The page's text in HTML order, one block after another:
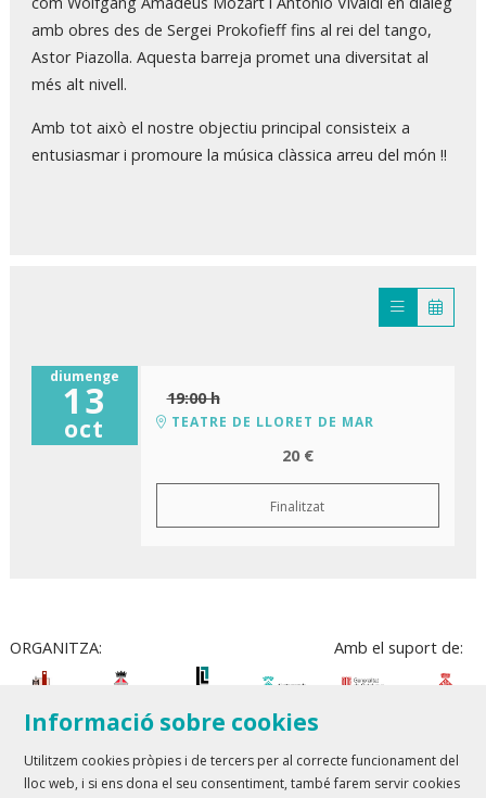
amb obres des de Sergei Prokofieff fins al rei del tango,
Astor Piazolla. Aquesta barreja promet una diversitat al
més alt nivell.
Amb tot això el nostre objectiu principal consisteix a
entusiasmar i promoure la música clàssica arreu del món !!
diumenge
13
oct
19:00 h
TEATRE DE LLORET DE MAR
20 €
Finalitzat
ORGANITZA: Amb el suport de:
Informació sobre cookies
Utilitzem cookies pròpies i de tercers per al correcte funcionament del
lloc web, i si ens dona el seu consentiment, també farem servir cookies